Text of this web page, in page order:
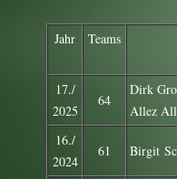
Jahr Teams
17./
2025
64
Dirk
Allez
16./
2024
61 Birgit